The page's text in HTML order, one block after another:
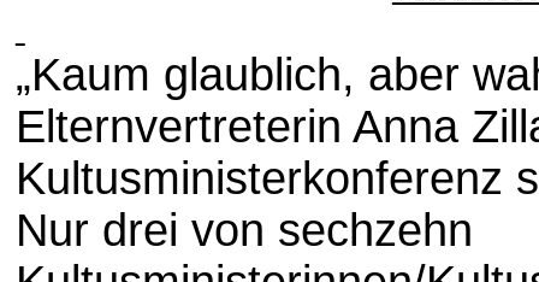
„Kaum glaublich, aber
Elternvertreterin Anna
Kultusministerkonferenz
Nur drei von sechzehn